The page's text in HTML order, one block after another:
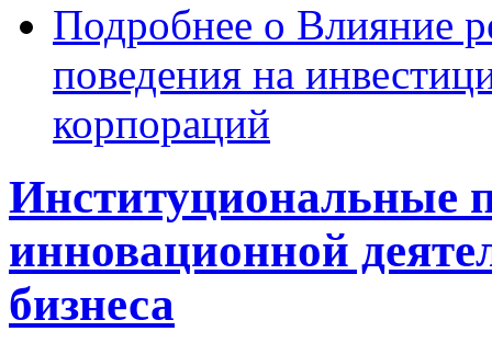
Подробнее о Влияние
поведения на
корпораций
Институциональные
инновационной
бизнеса